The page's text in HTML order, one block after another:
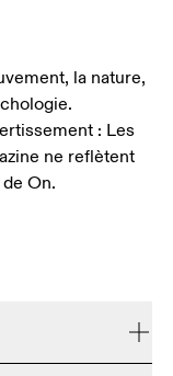
la nature,
: Les
ne reflètent
On.